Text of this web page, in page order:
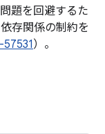
題を回避するた
存関係の制約を
57531）。